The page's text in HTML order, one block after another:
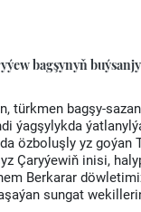
bagşynyň buýsanjy
türkmen bagşy-
ýagşylykda
özboluşly yz goýan
Çaryýewiň inisi,
Berkarar
sungat